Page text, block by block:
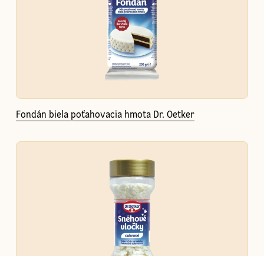
Fondán biela poťahovacia hmota Dr. Oetker